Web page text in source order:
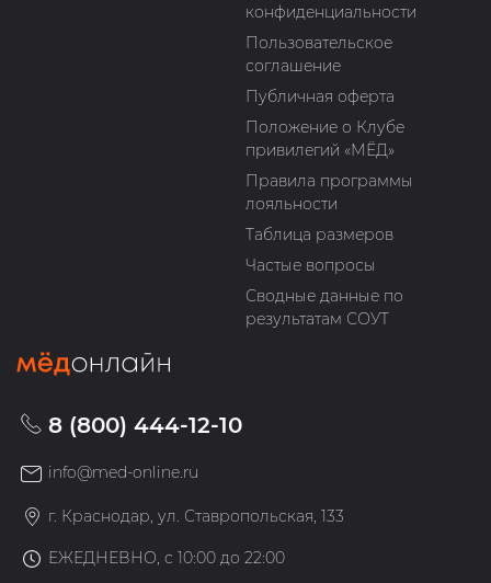
конфиденциальности
Пользовательское
соглашение
Публичная оферта
Положение о Клубе
привилегий «МЁД»
Правила программы
лояльности
Таблица размеров
Частые вопросы
Сводные данные по
результатам СОУТ
8 (800) 444-12-10
info@med-online.ru
г. Краснодар, ул. Ставропольская, 133
ЕЖЕДНЕВНО, с 10:00 до 22:00